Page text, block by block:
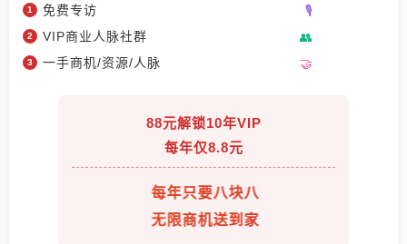
免费专访
VIP商业人脉社群
一手商机/资源/人脉
88元解锁10年VIP
每年仅8.8元
每年只要八块八
无限商机送到家